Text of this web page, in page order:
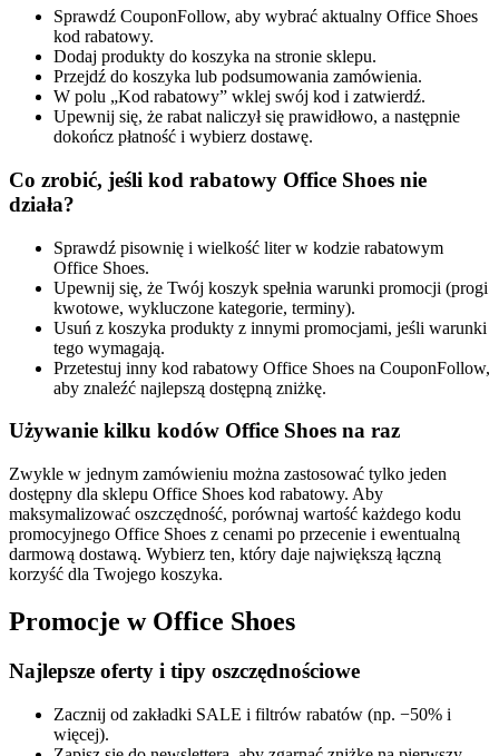
Sprawdź CouponFollow, aby wybrać aktualny Office Shoes
kod rabatowy.
Dodaj produkty do koszyka na stronie sklepu.
Przejdź do koszyka lub podsumowania zamówienia.
W polu „Kod rabatowy” wklej swój kod i zatwierdź.
Upewnij się, że rabat naliczył się prawidłowo, a następnie
dokończ płatność i wybierz dostawę.
Co zrobić, jeśli kod rabatowy Office Shoes nie
działa?
Sprawdź pisownię i wielkość liter w kodzie rabatowym
Office Shoes.
Upewnij się, że Twój koszyk spełnia warunki promocji (progi
kwotowe, wykluczone kategorie, terminy).
Usuń z koszyka produkty z innymi promocjami, jeśli warunki
tego wymagają.
Przetestuj inny kod rabatowy Office Shoes na CouponFollow,
aby znaleźć najlepszą dostępną zniżkę.
Używanie kilku kodów Office Shoes na raz
Zwykle w jednym zamówieniu można zastosować tylko jeden
dostępny dla sklepu Office Shoes kod rabatowy. Aby
maksymalizować oszczędność, porównaj wartość każdego kodu
promocyjnego Office Shoes z cenami po przecenie i ewentualną
darmową dostawą. Wybierz ten, który daje największą łączną
korzyść dla Twojego koszyka.
Promocje w Office Shoes
Najlepsze oferty i tipy oszczędnościowe
Zacznij od zakładki SALE i filtrów rabatów (np. −50% i
więcej).